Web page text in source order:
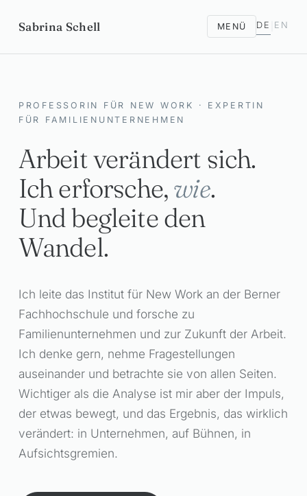
Sabrina Schell MENÜ DE EN
PROFESSORIN FÜR NEW WORK · EXPERTIN
FÜR FAMILIENUNTERNEHMEN
Arbeit verändert sich.
Ich erforsche,wie.
Und begleite den
Wandel.
Ich leite das Institut für New Work an der Berner
Fachhochschule und forsche zu
Familienunternehmen und zur Zukunft der Arbeit.
Ich denke gern, nehme Fragestellungen
auseinander und betrachte sie von allen Seiten.
Wichtiger als die Analyse ist mir aber der Impuls,
der etwas bewegt, und das Ergebnis, das wirklich
verändert: in Unternehmen, auf Bühnen, in
Aufsichtsgremien.